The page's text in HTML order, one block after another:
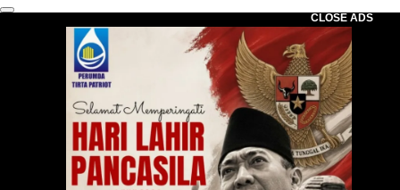
CLOSE ADS